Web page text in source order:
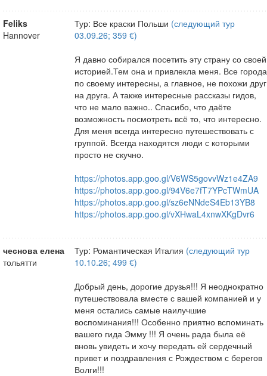
Feliks
Hannover
Тур: Все краски Польши (следующий тур
03.09.26; 359 €)
Я давно собирался посетить эту страну со своей
историей.Тем она и привлекла меня. Все города
по своему интересны, а главное, не похожи друг
на друга. А также интересные рассказы гидов,
что не мало важно.. Спасибо, что даёте
возможность посмотреть всё то, что интересно.
Для меня всегда интересно путешествовать с
группой. Всегда находятся люди с которыми
просто не скучно.
https://photos.app.goo.gl/V6WS5govvWz1e4ZA9
https://photos.app.goo.gl/94V6e7fT7YPcTWmUA
https://photos.app.goo.gl/sz6eNNdeS4Eb13YB8
https://photos.app.goo.gl/vXHwaL4xnwXKgDvr6
чеснова елена
тольятти
Тур: Романтическая Италия (следующий тур
10.10.26; 499 €)
Добрый день, дорогие друзья!!! Я неоднократно
путешествовала вместе с вашей компанией и у
меня остались самые наилучшие
воспоминания!!! Особенно приятно вспоминать
вашего гида Эмму !!! Я очень рада была её
вновь увидеть и хочу передать ей сердечный
привет и поздравления с Рождеством с берегов
Волги!!!